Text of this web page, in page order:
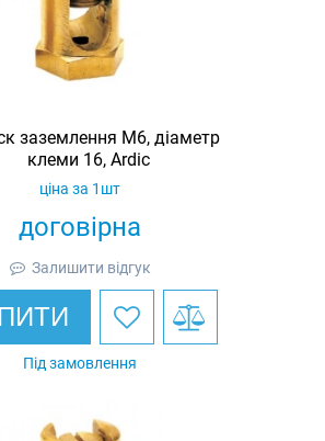
заземлення M6, діаметр
клеми 16, Ardic
договірна
ціна за 1шт
Залишити відгук
Під замовлення